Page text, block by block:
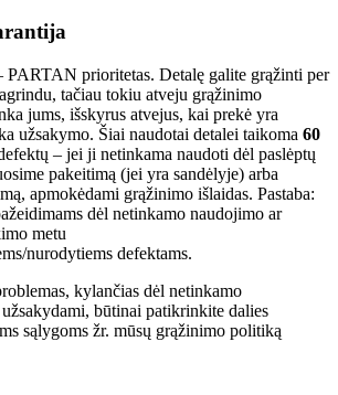
PARTAN prioritetas. Detalę galite grąžinti per
tačiau tokiu atveju grąžinimo
jums, išskyrus atvejus, kai prekė yra
užsakymo. Šiai naudotai detalei taikoma 60
– jei ji netinkama naudoti dėl paslėptų
pakeitimą (jei yra sandėlyje) arba
apmokėdami grąžinimo išlaidas. Pastaba:
dėl netinkamo naudojimo ar
metu
nurodytiems defektams.
kylančias dėl netinkamo
būtinai patikrinkite dalies
sąlygoms žr. mūsų grąžinimo politiką